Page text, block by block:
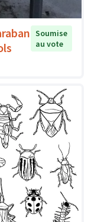
Soumise
au vote